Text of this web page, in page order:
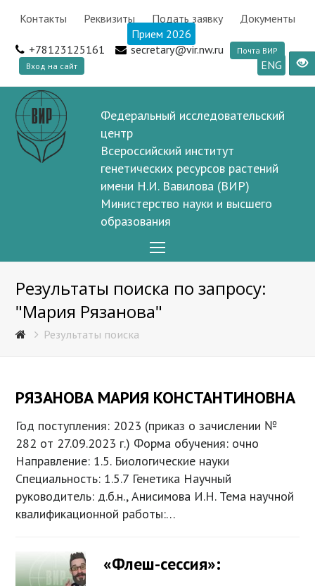
Контакты Реквизиты Подать заявку
Документы
Прием 2026
+78123125161
secretary@vir.nw.ru
Почта ВИР
Вход на сайт
ENG
Федеральный исследовательский
центр
Всероссийский институт
генетических ресурсов растений
имени Н.И. Вавилова (ВИР)
Министерство науки и высшего
образования
Menu
Результаты поиска по запросу:
"Мария Рязанова"
Результаты поиска
РЯЗАНОВА МАРИЯ КОНСТАНТИНОВНА
Год поступления: 2023 (приказ о зачислении №
282 от 27.09.2023 г.) Форма обучения: очно
Направление: 1.5. Биологические науки
Специальность: 1.5.7 Генетика Научный
руководитель: д.б.н., Анисимова И.Н. Тема научной
квалификационной работы:…
«Флеш-сессия»: